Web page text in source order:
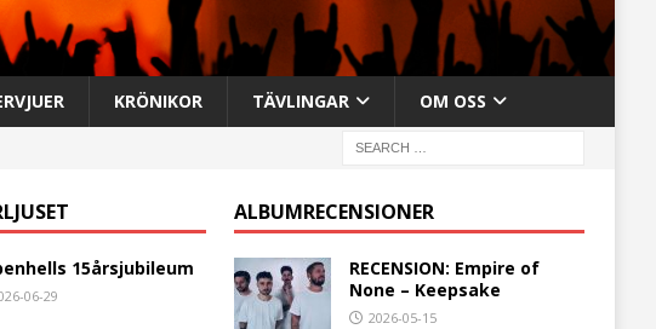
KRÖNIKOR TÄVLINGAR OM OSS
15årsjubileum
06-29
ALBUMRECENSIONER
RECENSION: Empire of
None – Keepsake
2026-05-15